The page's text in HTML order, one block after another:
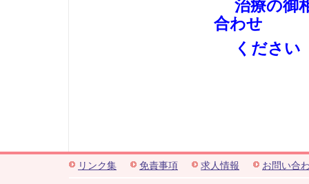
治療の御
合わせ
ください
リンク集 免責事項 求人情報 お問い合